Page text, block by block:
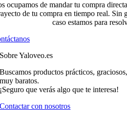
ocupamos de mandar tu compra
de tu compra en tiempo real. Sin
caso estamos para
Sobre Yaloveo.es
Buscamos productos prácticos,
muy baratos.
¡Seguro que verás algo que te interesa!
Contactar con nosotros